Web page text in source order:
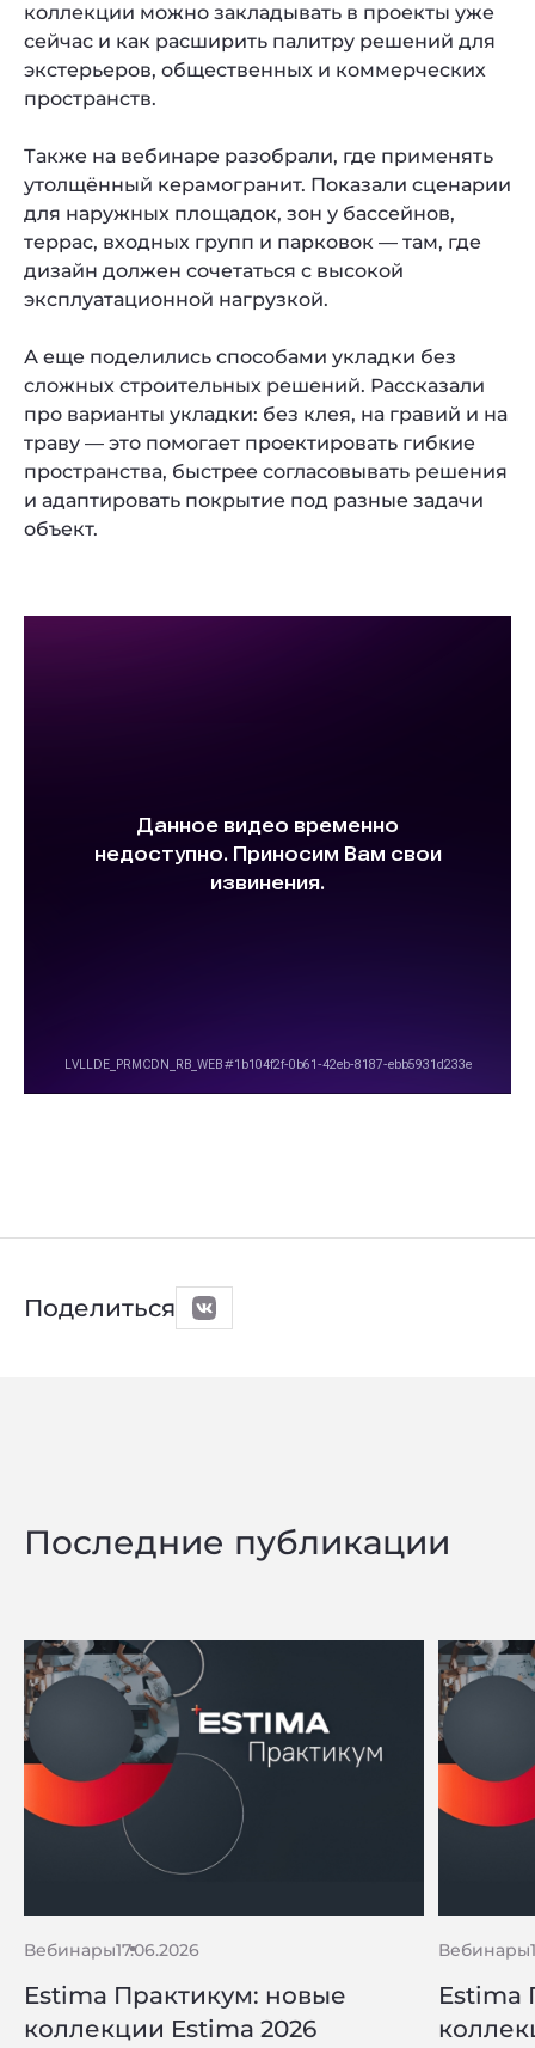
коллекции можно закладывать в проекты уже
сейчас и как расширить палитру решений для
экстерьеров, общественных и коммерческих
пространств.
Также на вебинаре разобрали, где применять
утолщённый керамогранит. Показали сценарии
для наружных площадок, зон у бассейнов,
террас, входных групп и парковок — там, где
дизайн должен сочетаться с высокой
эксплуатационной нагрузкой.
А еще поделились способами укладки без
сложных строительных решений. Рассказали
про варианты укладки: без клея, на гравий и на
траву — это помогает проектировать гибкие
пространства, быстрее согласовывать решения
и адаптировать покрытие под разные задачи
объект.
Поделиться
Последние публикации
Вебинары17.06.2026
Estima Практикум: новые
коллекции Estima 2026
Вебинары
Estima